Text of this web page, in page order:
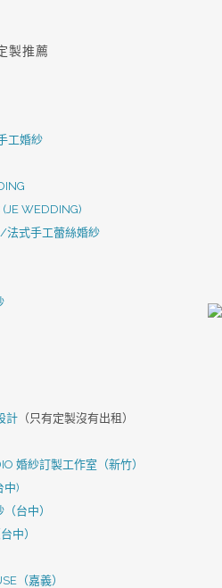
製推薦
工婚紗
(JE WEDDING)
/法式手工蕾絲婚紗
計 （只有定製沒有出租）
婚紗訂製工作室（新竹）
中)
台中）
中）
（嘉義）